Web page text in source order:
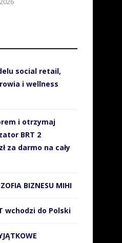
social retail,
i wellness
i otrzymaj
BRT 2
za darmo na cały
BIZNESU MIHI
wchodzi do Polski